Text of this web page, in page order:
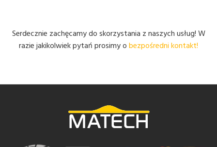
Serdecznie zachęcamy do skorzystania z naszych usług! W
razie jakikolwiek pytań prosimy obezpośredni kontakt!